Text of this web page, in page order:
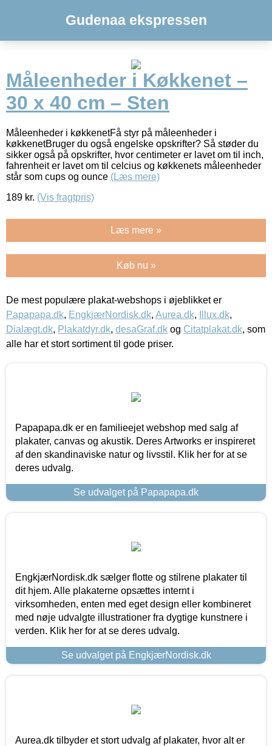
Gudenaa ekspressen
Måleenheder i Køkkenet –
30 x 40 cm – Sten
Måleenheder i køkkenetFå styr på måleenheder i
køkkenetBruger du også engelske opskrifter? Så støder du
sikker også på opskrifter, hvor centimeter er lavet om til inch,
fahrenheit er lavet om til celcius og køkkenets måleenheder
står som cups og ounce (Læs mere)
189 kr. (Vis fragtpris)
Læs mere »
Køb nu »
De mest populære plakat-webshops i øjeblikket er
Papapapa.dk, EngkjærNordisk.dk, Aurea.dk, Illux.dk,
Dialægt.dk, Plakatdyr.dk, desaGraf.dk og Citatplakat.dk, som
alle har et stort sortiment til gode priser.
Papapapa.dk er en familieejet webshop med salg af
plakater, canvas og akustik. Deres Artworks er inspireret
af den skandinaviske natur og livsstil. Klik her for at se
deres udvalg.
Se udvalget på Papapapa.dk
EngkjærNordisk.dk sælger flotte og stilrene plakater til
dit hjem. Alle plakaterne opsættes internt i
virksomheden, enten med eget design eller kombineret
med nøje udvalgte illustrationer fra dygtige kunstnere i
verden. Klik her for at se deres udvalg.
Se udvalget på EngkjærNordisk.dk
Aurea.dk tilbyder et stort udvalg af plakater, hvor alt er